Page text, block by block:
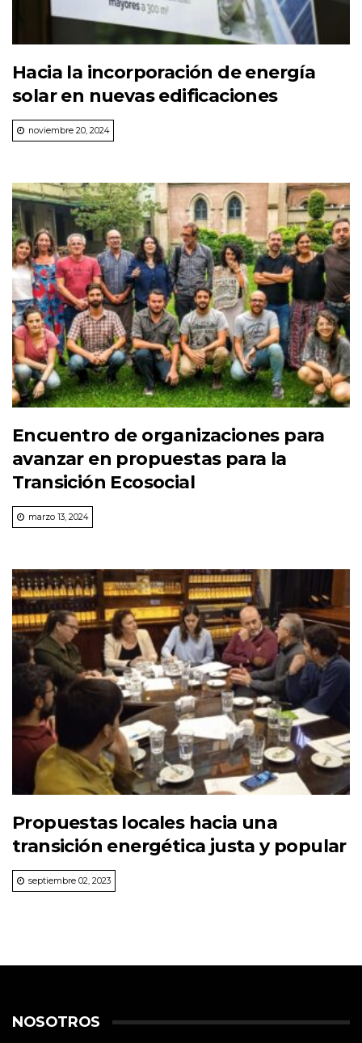
Hacia la incorporación de energía
solar en nuevas edificaciones
noviembre 20, 2024
Encuentro de organizaciones para
avanzar en propuestas para la
Transición Ecosocial
marzo 13, 2024
Propuestas locales hacia una
transición energética justa y popular
septiembre 02, 2023
NOSOTROS